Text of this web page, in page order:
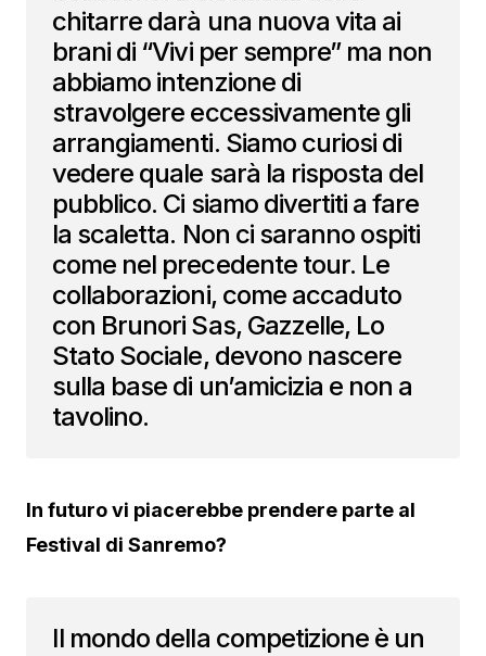
chitarre darà una nuova vita ai
brani di “Vivi per sempre” ma non
abbiamo intenzione di
stravolgere eccessivamente gli
arrangiamenti. Siamo curiosi di
vedere quale sarà la risposta del
pubblico. Ci siamo divertiti a fare
la scaletta. Non ci saranno ospiti
come nel precedente tour. Le
collaborazioni, come accaduto
con Brunori Sas, Gazzelle, Lo
Stato Sociale, devono nascere
sulla base di un’amicizia e non a
tavolino.
In futuro vi piacerebbe prendere parte al
Festival di Sanremo?
Il mondo della competizione è un